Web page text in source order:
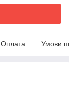
Оплата Умови